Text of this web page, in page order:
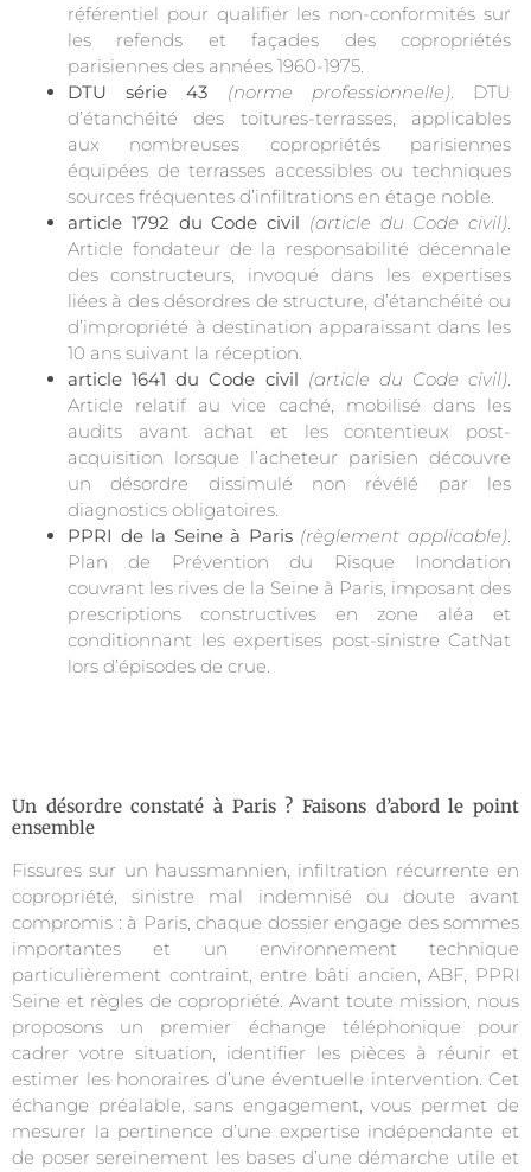
référentiel pour qualifier les non-conformités sur
les refends et façades des copropriétés
parisiennes des années 1960-1975.
DTU série 43
(norme professionnelle). DTU
d’étanchéité des toitures-terrasses, applicables
aux nombreuses copropriétés parisiennes
équipées de terrasses accessibles ou techniques
sources fréquentes d’infiltrations en étage noble.
article 1792 du Code civil (article du Code civil).
Article fondateur de la responsabilité décennale
des constructeurs, invoqué dans les expertises
liées à des désordres de structure, d’étanchéité ou
d’impropriété à destination apparaissant dans les
10 ans suivant la réception.
article 1641 du Code civil (article du Code civil).
Article relatif au vice caché, mobilisé dans les
audits avant achat et les contentieux post-
acquisition lorsque l’acheteur parisien découvre
un désordre dissimulé non révélé par les
diagnostics obligatoires.
PPRI de la Seine à Paris (règlement applicable).
Plan de Prévention du Risque Inondation
couvrant les rives de la Seine à Paris, imposant des
prescriptions constructives en zone aléa et
conditionnant les expertises post-sinistre CatNat
lors d’épisodes de crue.
Un désordre constaté à Paris ? Faisons d’abord le point
ensemble
Fissures sur un haussmannien, infiltration récurrente en
copropriété, sinistre mal indemnisé ou doute avant
compromis : à Paris, chaque dossier engage des sommes
importantes et un environnement technique
particulièrement contraint, entre bâti ancien, ABF, PPRI
Seine et règles de copropriété. Avant toute mission, nous
proposons un premier échange téléphonique pour
cadrer votre situation, identifier les pièces à réunir et
estimer les honoraires d’une éventuelle intervention. Cet
échange préalable, sans engagement, vous permet de
mesurer la pertinence d’une expertise indépendante et
de poser sereinement les bases d’une démarche utile et